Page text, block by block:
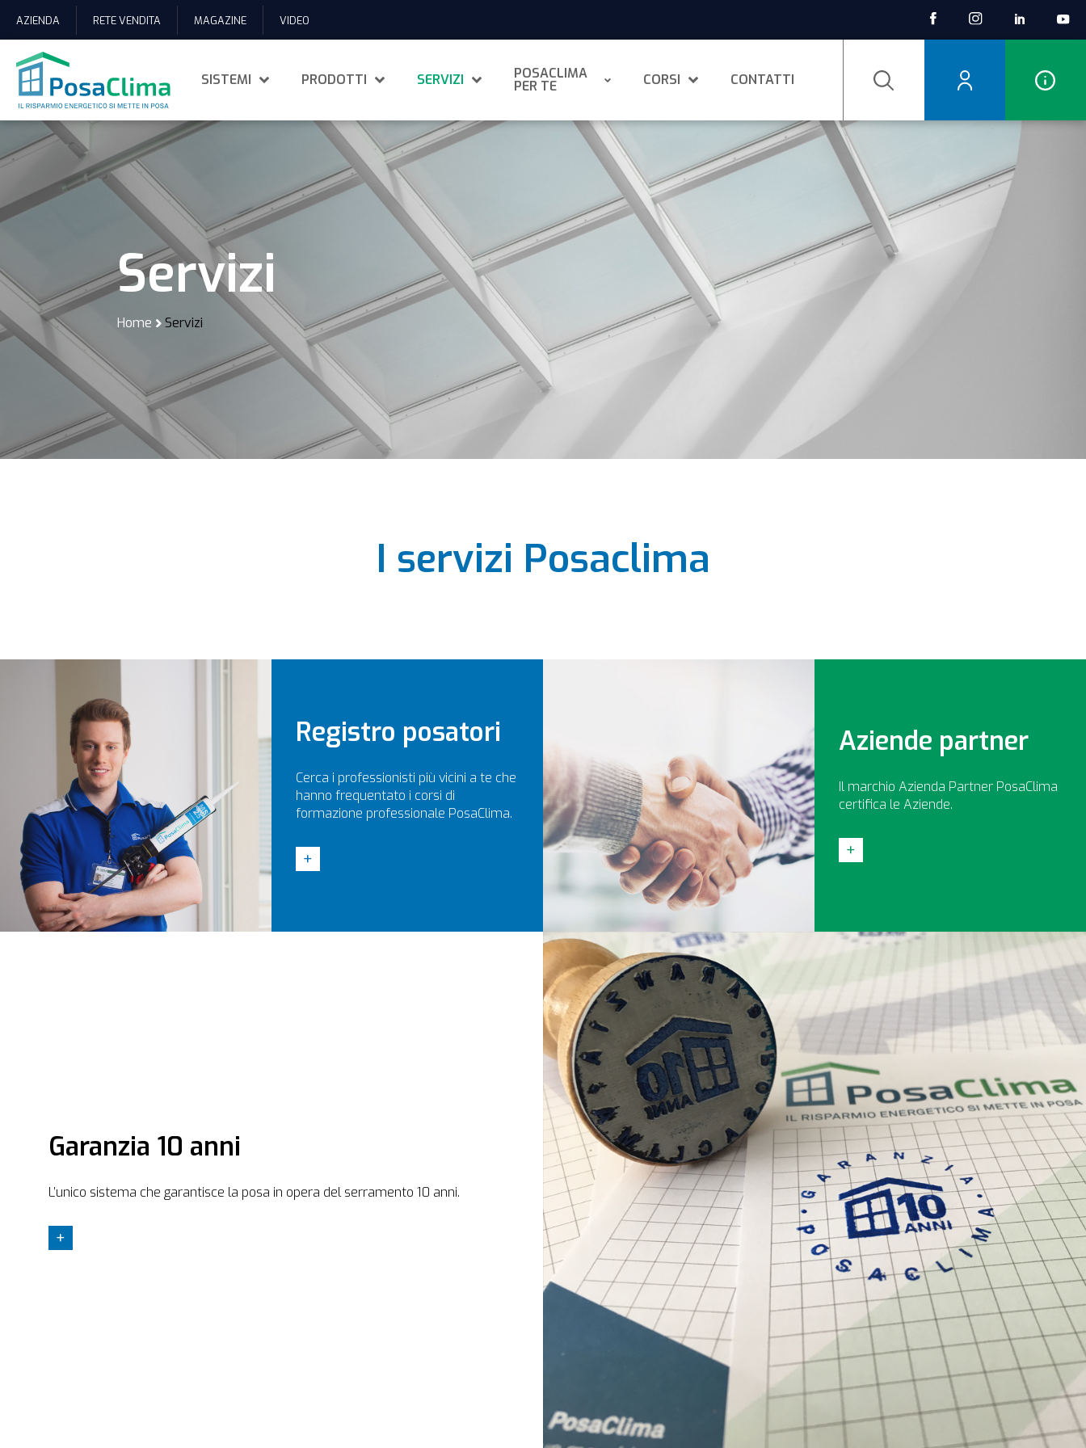
AZIENDA RETE VENDITA MAGAZINE VIDEO
SISTEMI PRODOTTI SERVIZI POSACLIMA
PER TE CORSI CONTATTI
Servizi
Home Servizi
I servizi Posaclima
Registro posatori
Cerca i professionisti più vicini a te che
hanno frequentato i corsi di
formazione professionale PosaClima.
+
Aziende partner
Il marchio Azienda Partner PosaClima
certifica le Aziende.
+
Garanzia 10 anni
L’unico sistema che garantisce la posa in opera del serramento 10 anni.
+